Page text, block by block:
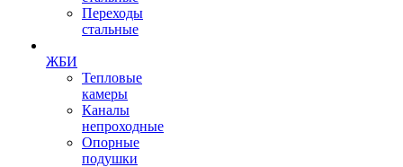
Переходы
стальные
ЖБИ
Тепловые
камеры
Каналы
непроходные
Опорные
подушки